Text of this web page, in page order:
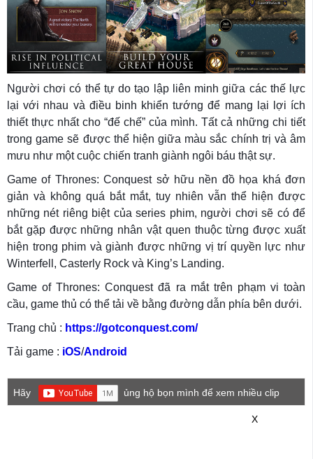
Người chơi có thể tự do tạo lập liên minh giữa các thế lực
lại với nhau và điều binh khiển tướng để mang lại lợi ích
thiết thực nhất cho “đế chế” của mình. Tất cả những chi tiết
trong game sẽ được thể hiện giữa màu sắc chính trị và âm
mưu như một cuộc chiến tranh giành ngôi báu thật sự.
Game of Thrones: Conquest sở hữu nền đồ họa khá đơn
giản và không quá bắt mắt, tuy nhiên vẫn thể hiện được
những nét riêng biệt của series phim, người chơi sẽ có để
bắt gặp được những nhân vật quen thuộc từng được xuất
hiện trong phim và giành được những vị trí quyền lực như
Winterfell, Casterly Rock và King’s Landing.
Game of Thrones: Conquest đã ra mắt trên phạm vi toàn
cầu, game thủ có thể tải về bằng đường dẫn phía bên dưới.
Trang chủ : https://gotconquest.com/
Tải game : iOS/Android
Hãy
ủng hộ bọn mình để xem nhiều clip
X